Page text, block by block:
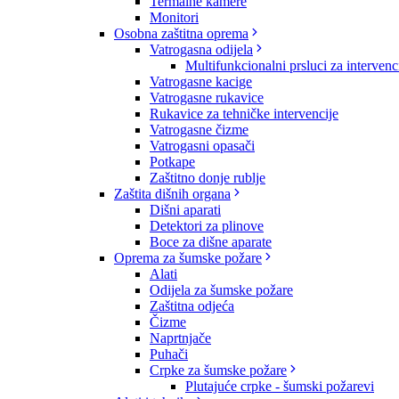
Monitori
Osobna zaštitna oprema
Vatrogasna odijela
Multifunkcionalni prsluci za
Vatrogasne kacige
Vatrogasne rukavice
Rukavice za tehničke intervencije
Vatrogasne čizme
Vatrogasni opasači
Potkape
Zaštitno donje rublje
Zaštita dišnih organa
Dišni aparati
Detektori za plinove
Boce za dišne aparate
Oprema za šumske požare
Alati
Odijela za šumske požare
Zaštitna odjeća
Čizme
Naprtnjače
Puhači
Crpke za šumske požare
Plutajuće crpke - šumski požarevi